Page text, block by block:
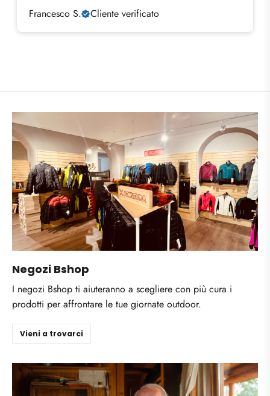
Francesco S.
Cliente verificato
Negozi Bshop
I negozi Bshop ti aiuteranno a scegliere con più cura i
prodotti per affrontare le tue giornate outdoor.
Vieni a trovarci